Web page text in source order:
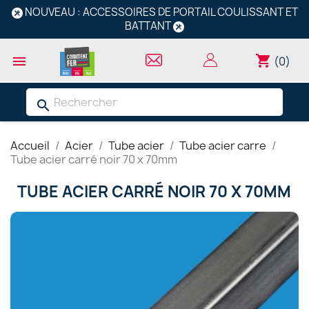
NOUVEAU : ACCESSOIRES DE PORTAIL COULISSANT ET
BATTANT
 shopping_cart (0)
search
Accueil Acier Tube acier
Tube acier carre
Tube acier carré noir 70 x 70mm
TUBE ACIER CARRÉ NOIR 70 X 70MM